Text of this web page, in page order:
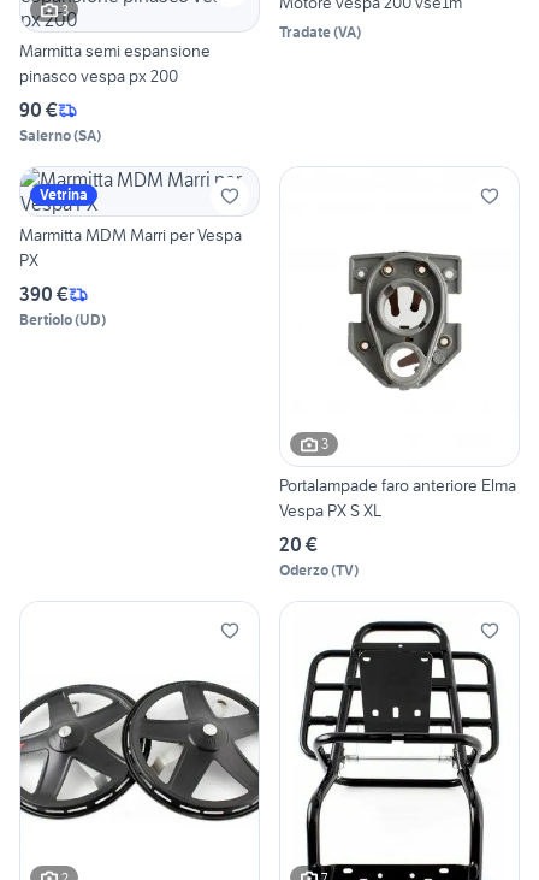
3
Marmitta semi espansione
pinasco vespa px 200
90 €
Salerno(SA)
Tradate(VA)
Vetrina
Marmitta MDM Marri per Vespa
PX
390 €
Bertiolo(UD)
3
Portalampade faro anteriore Elma
Vespa PX S XL
20 €
Oderzo(TV)